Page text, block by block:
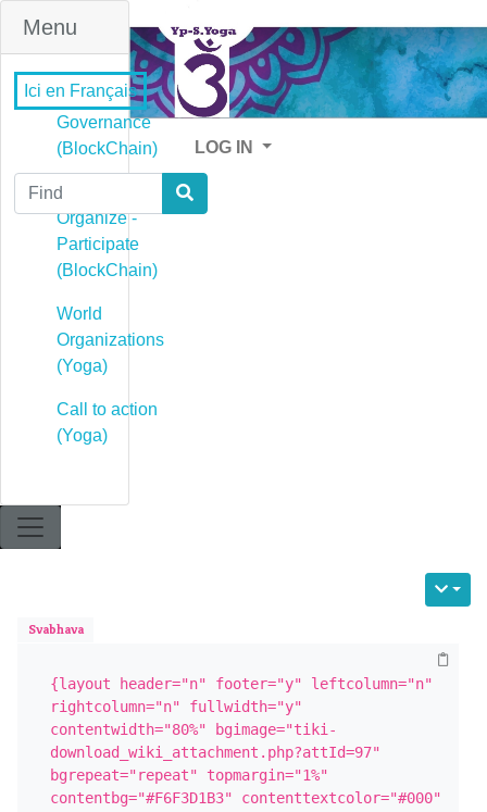
Menu
Governance
(BlockChain)
Governance -
Organize -
Participate
(BlockChain)
World
Organizations
(Yoga)
Call to action
(Yoga)
Ici en Français
LOG IN
Find
Svabhava
{layout header="n" footer="y" leftcolumn="n"
rightcolumn="n" fullwidth="y"
contentwidth="80%" bgimage="tiki-
download_wiki_attachment.php?attId=97"
bgrepeat="repeat" topmargin="1%"
contentbg="#F6F3D1B3" contenttextcolor="#000"